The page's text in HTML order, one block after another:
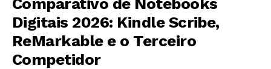
Comparativo de Notebooks
Digitais 2026: Kindle Scribe,
ReMarkable e o Terceiro
Competidor